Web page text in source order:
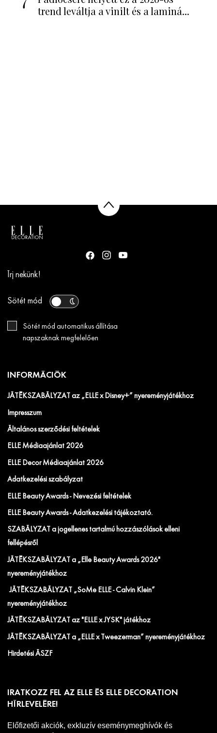
trend leváltja a vinilt és a laminá...
Írj nekünk!
Sötét mód
Sötét mód automatikus állítása
napszaknak megfelelően
INFORMÁCIÓK
JÁTÉKSZABÁLYZAT az „ELLE x Disney+” nyereményjátékhoz
Impresszum
Általános szerződési feltételek
ELLE Médiaajánlat 2026
ELLE Decor Médiaajánlat 2026
Adatkezelési szabályzat
ELLE Beauty Awards - Nevezési feltételek
ELLE Beauty Awards - Adatkezelési tájékoztató.
SZABÁLYZAT a jogellenes tartalmú hozzászólások elleni
fellépésről
JÁTÉKSZABÁLYZAT a „Elle Beauty Awards 2026"
nyereményjátékhoz
JÁTÉKSZABÁLYZAT „SoMe ELLE - Calvin Klein”
nyereményjátékhoz
JÁTÉKSZABÁLYZAT az "ELLE x JYSK" játékhoz
JÁTÉKSZABÁLYZAT a „ELLE x Tweezerman” nyereményjátékhoz
Hirdetési ÁSZF
IRATKOZZ FEL AZ ELLE ÉS ELLE DECORATION
HÍRLEVELÉRE!
Előfizetői akciók, exkluzív eseménymeghívók és